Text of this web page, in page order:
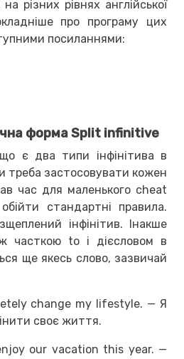
різних рівнях англійської
про програму цих
посиланнями:
форма Split infinitive
є два типи інфінітива в
треба застосовувати кожен
час для маленького cheat
стандартні правила.
інфінітив. Інакше
часткою to і дієсловом в
ще якесь слово, зазвичай
change my lifestyle. — Я
своє життя.
our vacation this year. —